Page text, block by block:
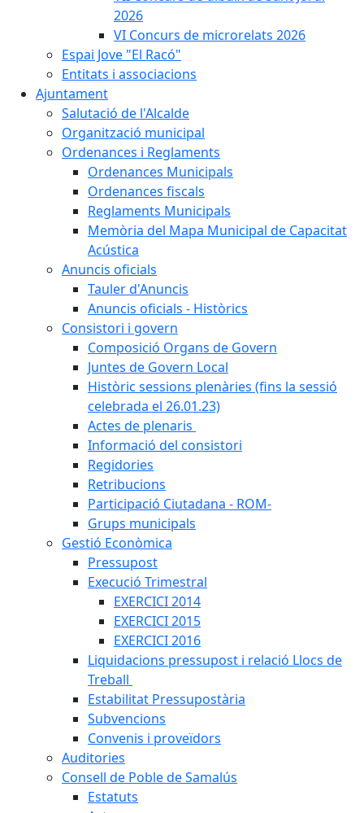
2026
VI Concurs de microrelats 2026
Espai Jove "El Racó"
Entitats i associacions
Ajuntament
Salutació de l'Alcalde
Organització municipal
Ordenances i Reglaments
Ordenances Municipals
Ordenances fiscals
Reglaments Municipals
Memòria del Mapa Municipal de Capacitat
Acústica
Anuncis oficials
Tauler d'Anuncis
Anuncis oficials - Històrics
Consistori i govern
Composició Organs de Govern
Juntes de Govern Local
Històric sessions plenàries (fins la sessió
celebrada el 26.01.23)
Actes de plenaris
Informació del consistori
Regidories
Retribucions
Participació Ciutadana - ROM-
Grups municipals
Gestió Econòmica
Pressupost
Execució Trimestral
EXERCICI 2014
EXERCICI 2015
EXERCICI 2016
Liquidacions pressupost i relació Llocs de
Treball
Estabilitat Pressupostària
Subvencions
Convenis i proveïdors
Auditories
Consell de Poble de Samalús
Estatuts